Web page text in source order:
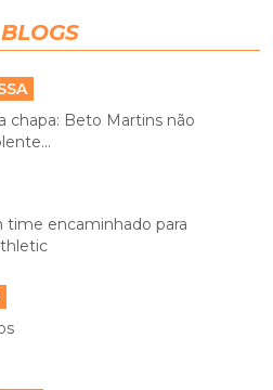
chapa: Beto Martins não
time encaminhado para